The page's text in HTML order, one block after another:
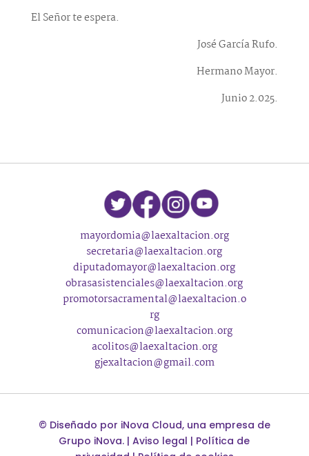
El Señor te espera.
José García Rufo.
Hermano Mayor.
Junio 2.025.
mayordomia@laexaltacion.org
secretaria@laexaltacion.org
diputadomayor@laexaltacion.org
obrasasistenciales@laexaltacion.org
promotorsacramental@laexaltacion.o
rg
comunicacion@laexaltacion.org
acolitos@laexaltacion.org
gjexaltacion@gmail.com
© Diseñado por iNova Cloud, una empresa de
Grupo iNova. |Aviso legal | Política de